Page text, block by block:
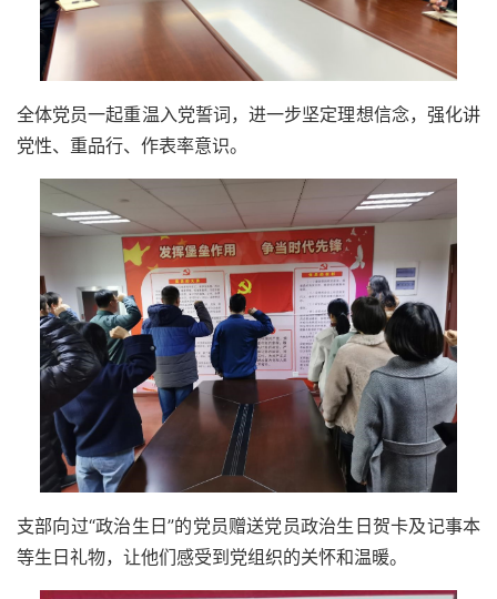
全体党员一起重温入党誓词，进一步坚定理想信念，强化讲
党性、重品行、作表率意识。
支部向过“政治生日”的党员赠送党员政治生日贺卡及记事本
等生日礼物，让他们感受到党组织的关怀和温暖。